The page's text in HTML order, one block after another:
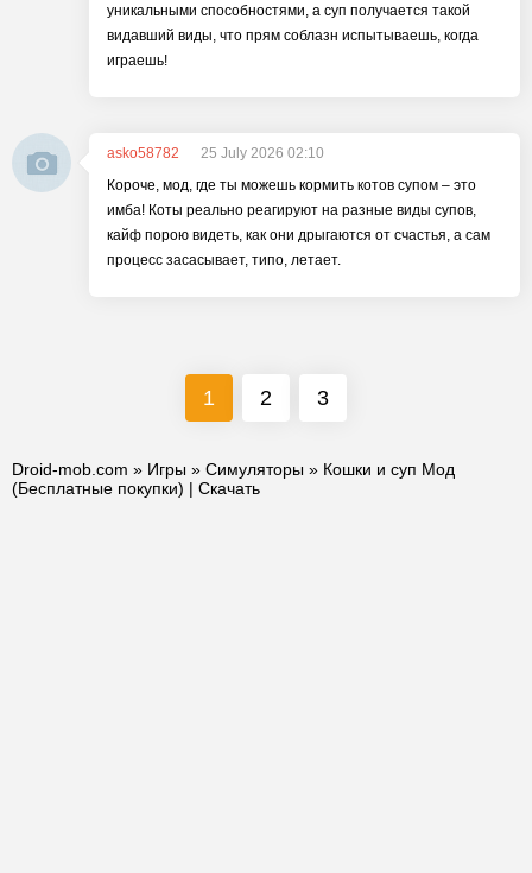
уникальными способностями, а суп получается такой
видавший виды, что прям соблазн испытываешь, когда
играешь!
asko58782
25 July 2026 02:10
Короче, мод, где ты можешь кормить котов супом – это
имба! Коты реально реагируют на разные виды супов,
кайф порою видеть, как они дрыгаются от счастья, а сам
процесс засасывает, типо, летает.
1 2 3
Droid-mob.com » Игры » Симуляторы » Кошки и суп Мод
(Бесплатные покупки) | Скачать